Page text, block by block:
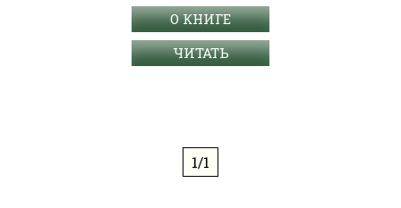
О КНИГЕ
ЧИТАТЬ
1/1